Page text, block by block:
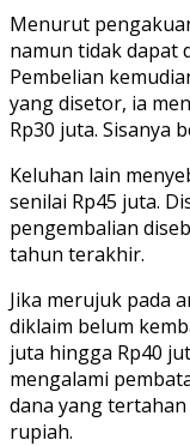
Menurut
namun tidak dapat
Pembelian
yang disetor, ia
Rp30 juta. Sisanya
Keluhan lain
senilai Rp45 juta.
pengembalian
tahun terakhir.
Jika merujuk pada
diklaim belum
juta hingga Rp40
mengalami
dana yang
rupiah.